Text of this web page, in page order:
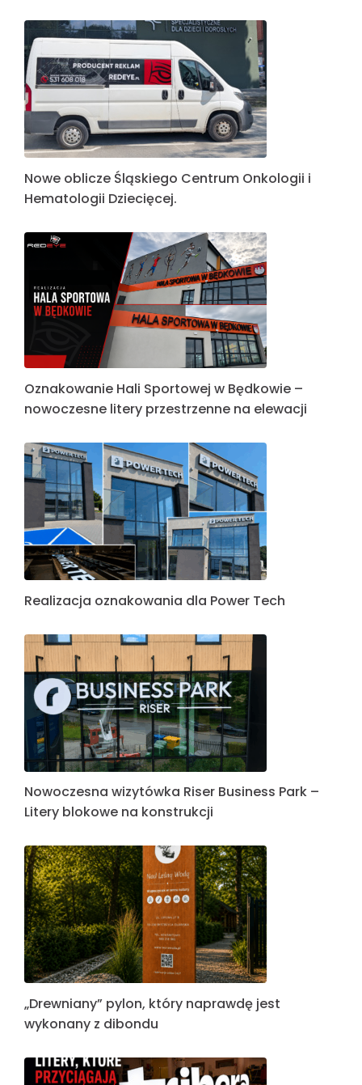
Nowe oblicze Śląskiego Centrum Onkologii i
Hematologii Dziecięcej.
Oznakowanie Hali Sportowej w Będkowie –
nowoczesne litery przestrzenne na elewacji
Realizacja oznakowania dla Power Tech
Nowoczesna wizytówka Riser Business Park –
Litery blokowe na konstrukcji
„Drewniany” pylon, który naprawdę jest
wykonany z dibondu